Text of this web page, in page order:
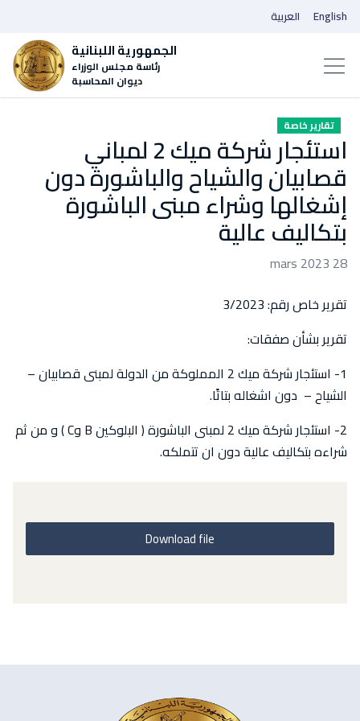
الجمهورية اللبنانية
رئاسة مجلس الوزراء
ديوان المحاسبة
العربية English
تقارير خاصة
استئجار شركة ميك 2 لمباني
قصابيان والشياح والباشورة دون
إشغالها وشراء مبنى الباشورة
بتكاليف عالية
28 mars 2023
تقرير خاص رقم: 3/2023
تقرير بشأن صفقات:
1- استئجار شركة ميك 2 المملوكة من الدولة لمبنى قصابيان –
الشياح – دون اشغاله بتاتًا.
2- استئجار شركة ميك 2 لمبنى الباشورة ( البلوكين B وC ) و من ثم
شراءه بتكاليف عالية دون ان تتملكه.
Download file